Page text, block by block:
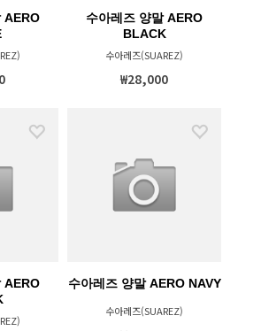
AERO
수아레즈 양말 AERO
BLACK
수아레즈(SUAREZ)
₩28,000
AERO
수아레즈 양말 AERO NAVY
수아레즈(SUAREZ)